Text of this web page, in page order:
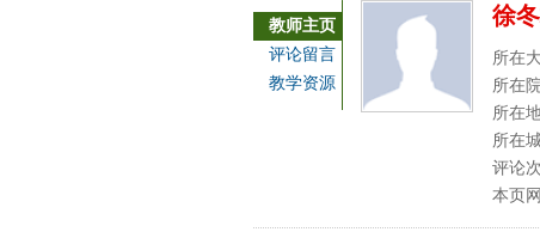
教师主页
评论留言
教学资源
徐
所在
所在
所在
所在
评论
本页